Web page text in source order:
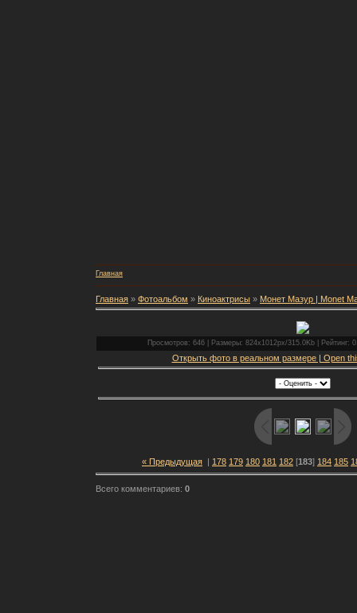
Главная
Главная » Фотоальбом » Киноактрисы » Монет Мазур | Monet
Просмотров: 646 | Размеры: 824x1012px/315.0Kb | Рейтинг:
Открыть фото в реальном размере | Open
« Предыдущая | 178 179 180 181 182 [183] 184 185
Всего комментариев: 0